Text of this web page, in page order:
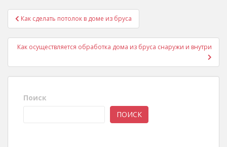
Навигация по записям
Как сделать потолок в доме из бруса
Как осуществляется обработка дома из бруса снаружи и внутри
Поиск
ПОИСК